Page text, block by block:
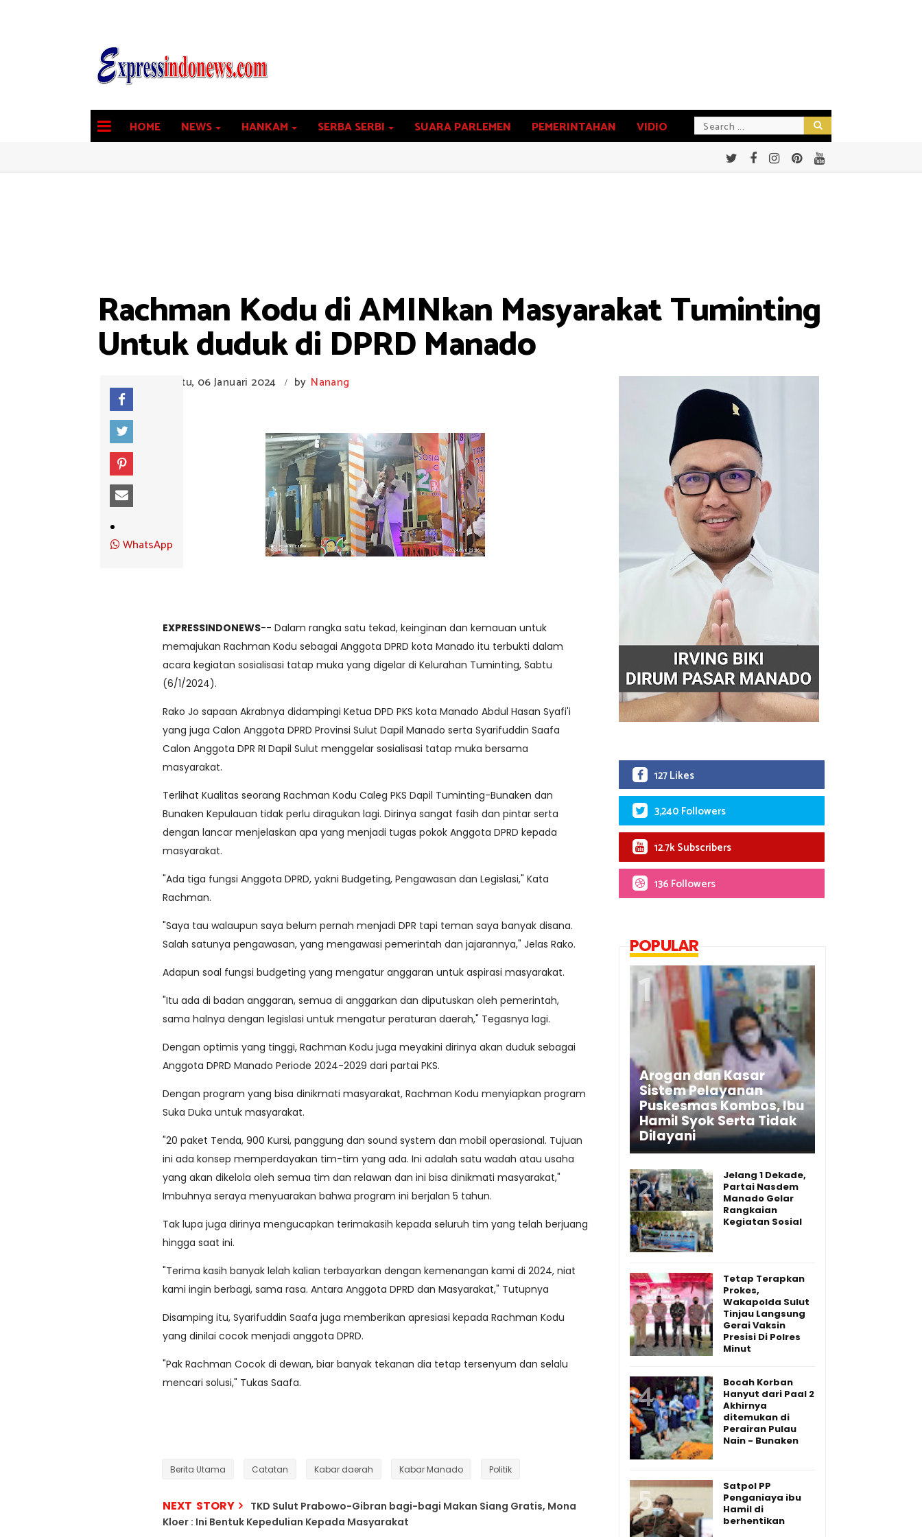
HOME NEWS HANKAM SERBA SERBI SUARA PARLEMEN PEMERINTAHAN VIDIO
Rachman Kodu di AMINkan Masyarakat Tuminting
Untuk duduk di DPRD Manado
Sabtu, 06 Januari 2024 / by Nanang
WhatsApp
EXPRESSINDONEWS-- Dalam rangka satu tekad, keinginan dan kemauan untuk
memajukan Rachman Kodu sebagai Anggota DPRD kota Manado itu terbukti dalam
acara kegiatan sosialisasi tatap muka yang digelar di Kelurahan Tuminting, Sabtu
(6/1/2024).
Rako Jo sapaan Akrabnya didampingi Ketua DPD PKS kota Manado Abdul Hasan Syafi'i
yang juga Calon Anggota DPRD Provinsi Sulut Dapil Manado serta Syarifuddin Saafa
Calon Anggota DPR RI Dapil Sulut menggelar sosialisasi tatap muka bersama
masyarakat.
Terlihat Kualitas seorang Rachman Kodu Caleg PKS Dapil Tuminting-Bunaken dan
Bunaken Kepulauan tidak perlu diragukan lagi. Dirinya sangat fasih dan pintar serta
dengan lancar menjelaskan apa yang menjadi tugas pokok Anggota DPRD kepada
masyarakat.
"Ada tiga fungsi Anggota DPRD, yakni Budgeting, Pengawasan dan Legislasi," Kata
Rachman.
"Saya tau walaupun saya belum pernah menjadi DPR tapi teman saya banyak disana.
Salah satunya pengawasan, yang mengawasi pemerintah dan jajarannya," Jelas Rako.
Adapun soal fungsi budgeting yang mengatur anggaran untuk aspirasi masyarakat.
"Itu ada di badan anggaran, semua di anggarkan dan diputuskan oleh pemerintah,
sama halnya dengan legislasi untuk mengatur peraturan daerah," Tegasnya lagi.
Dengan optimis yang tinggi, Rachman Kodu juga meyakini dirinya akan duduk sebagai
Anggota DPRD Manado Periode 2024-2029 dari partai PKS.
Dengan program yang bisa dinikmati masyarakat, Rachman Kodu menyiapkan program
Suka Duka untuk masyarakat.
"20 paket Tenda, 900 Kursi, panggung dan sound system dan mobil operasional. Tujuan
ini ada konsep memperdayakan tim-tim yang ada. Ini adalah satu wadah atau usaha
yang akan dikelola oleh semua tim dan relawan dan ini bisa dinikmati masyarakat,"
Imbuhnya seraya menyuarakan bahwa program ini berjalan 5 tahun.
Tak lupa juga dirinya mengucapkan terimakasih kepada seluruh tim yang telah berjuang
hingga saat ini.
"Terima kasih banyak lelah kalian terbayarkan dengan kemenangan kami di 2024, niat
kami ingin berbagi, sama rasa. Antara Anggota DPRD dan Masyarakat," Tutupnya
Disamping itu, Syarifuddin Saafa juga memberikan apresiasi kepada Rachman Kodu
yang dinilai cocok menjadi anggota DPRD.
"Pak Rachman Cocok di dewan, biar banyak tekanan dia tetap tersenyum dan selalu
mencari solusi," Tukas Saafa.
Berita Utama Catatan Kabar daerah Kabar Manado Politik
NEXT STORY
TKD Sulut Prabowo-Gibran bagi-bagi Makan Siang Gratis, Mona
Kloer : Ini Bentuk Kepedulian Kepada Masyarakat
Tim Fardu Kifayah
127 Likes
3,240 Followers
12.7k Subscribers
136 Followers
POPULAR
Arogan dan Kasar
Sistem Pelayanan
Puskesmas Kombos, Ibu
Hamil Syok Serta Tidak
Dilayani
Jelang 1 Dekade,
Partai Nasdem
Manado Gelar
Rangkaian
Kegiatan Sosial
Tetap Terapkan
Prokes,
Wakapolda Sulut
Tinjau Langsung
Gerai Vaksin
Presisi Di Polres
Minut
Bocah Korban
Hanyut dari Paal 2
Akhirnya
ditemukan di
Perairan Pulau
Nain - Bunaken
Satpol PP
Penganiaya ibu
Hamil di
berhentikan